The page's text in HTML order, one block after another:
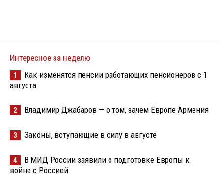
Интересное за неделю
1
Как изменятся пенсии работающих пенсионеров с 1
августа
2 Владимир Джабаров — о том, зачем Европе Армения
3 Законы, вступающие в силу в августе
4
В МИД России заявили о подготовке Европы к
войне с Россией